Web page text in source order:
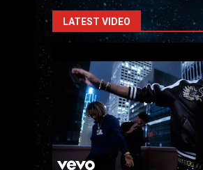
LATEST VIDEO